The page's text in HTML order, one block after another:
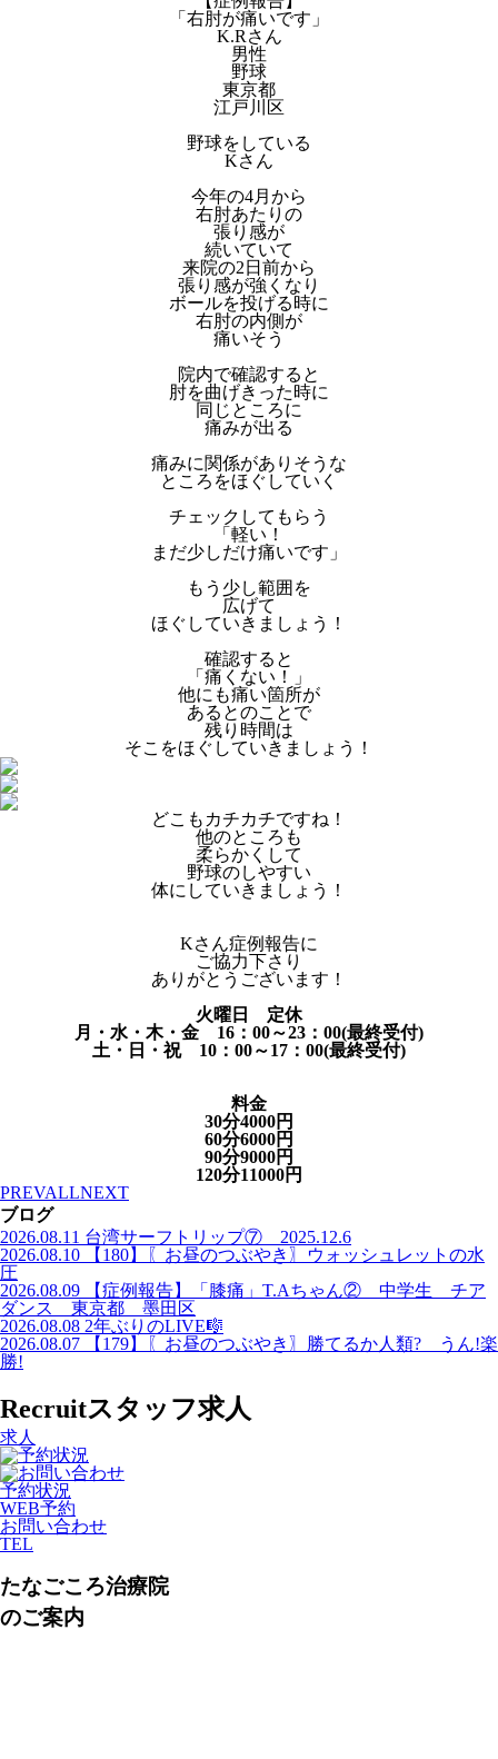
「右肘が痛いです」
K.Rさん
男性
野球
東京都
江戸川区
野球をしている
Kさん
今年の4月から
右肘あたりの
張り感が
続いていて
来院の2日前から
張り感が強くなり
ボールを投げる時に
右肘の内側が
痛いそう
院内で確認すると
肘を曲げきった時に
同じところに
痛みが出る
痛みに関係がありそうな
ところをほぐしていく
チェックしてもらう
「軽い！
まだ少しだけ痛いです」
もう少し範囲を
広げて
ほぐしていきましょう！
確認すると
「痛くない！」
他にも痛い箇所が
あるとのことで
残り時間は
そこをほぐしていきましょう！
どこもカチカチですね！
他のところも
柔らかくして
野球のしやすい
体にしていきましょう！
Kさん症例報告に
ご協力下さり
ありがとうございます！
火曜日 定休
月・水・木・金 16：00～23：00(最終受付)
土・日・祝 10：00～17：00(最終受付)
料金
30分4000円
60分6000円
90分9000円
120分11000円
PREVALLNEXT
ブログ
2026.08.11 台湾サーフトリップ⑦ 2025.12.6
2026.08.10
【180】〖お昼のつぶやき〗ウォッシュレットの水
圧
2026.08.09
【症例報告】「膝痛」T.Aちゃん② 中学生 チア
ダンス 東京都 墨田区
2026.08.08 2年ぶりのLIVE🎼
2026.08.07
【179】〖お昼のつぶやき〗勝てるか人類? うん!楽
勝!
Recruitスタッフ求人
求人
予約状況
WEB予約
お問い合わせ
TEL
たなごころ治療院
のご案内